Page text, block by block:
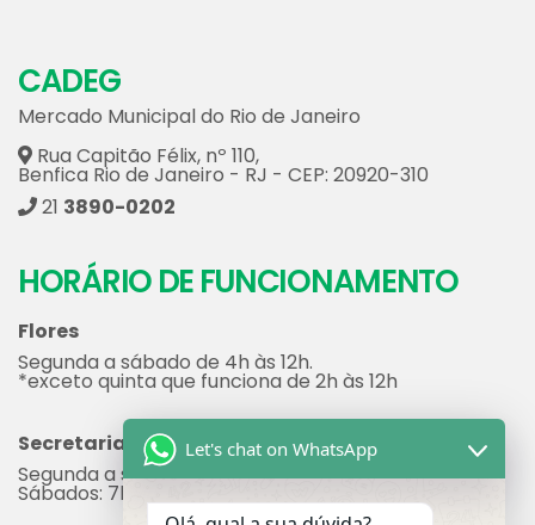
CADEG
Mercado Municipal do Rio de Janeiro
Rua Capitão Félix, nº 110,
Benfica Rio de Janeiro - RJ - CEP: 20920-310
21 3890-0202
HORÁRIO DE FUNCIONAMENTO
Flores
Segunda a sábado de 4h às 12h.
*exceto quinta que funciona de 2h às 12h
Secretaria
Segunda a sexta: 7h às 17h
Sábados: 7h às 12h
Let's chat on WhatsApp